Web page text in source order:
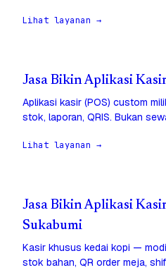
Lihat layanan →
Jasa Bikin Aplikasi
Aplikasi kasir (POS) custom
stok, laporan, QRIS. Bukan
Lihat layanan →
Jasa Bikin Aplikasi
Sukabumi
Kasir khusus kedai kopi —
stok bahan, QR order meja,